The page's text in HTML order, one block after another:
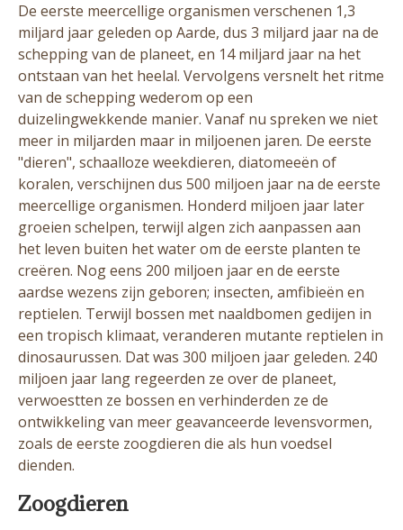
De eerste meercellige organismen verschenen 1,3
miljard jaar geleden op Aarde, dus 3 miljard jaar na de
schepping van de planeet, en 14 miljard jaar na het
ontstaan van het heelal. Vervolgens versnelt het ritme
van de schepping wederom op een
duizelingwekkende manier. Vanaf nu spreken we niet
meer in miljarden maar in miljoenen jaren. De eerste
"dieren", schaalloze weekdieren, diatomeeën of
koralen, verschijnen dus 500 miljoen jaar na de eerste
meercellige organismen. Honderd miljoen jaar later
groeien schelpen, terwijl algen zich aanpassen aan
het leven buiten het water om de eerste planten te
creëren. Nog eens 200 miljoen jaar en de eerste
aardse wezens zijn geboren; insecten, amfibieën en
reptielen. Terwijl bossen met naaldbomen gedijen in
een tropisch klimaat, veranderen mutante reptielen in
dinosaurussen. Dat was 300 miljoen jaar geleden. 240
miljoen jaar lang regeerden ze over de planeet,
verwoestten ze bossen en verhinderden ze de
ontwikkeling van meer geavanceerde levensvormen,
zoals de eerste zoogdieren die als hun voedsel
dienden.
Zoogdieren